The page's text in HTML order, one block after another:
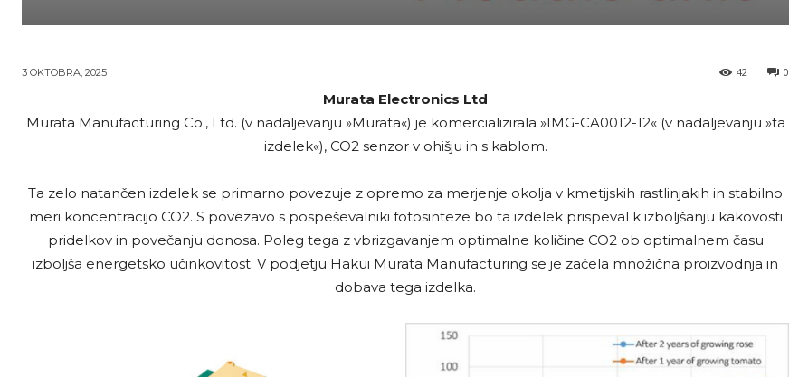
3 OKTOBRA, 2025 0
42
Murata Electronics Ltd
Murata Manufacturing Co., Ltd. (v nadaljevanju »Murata«) je komercializirala »IMG-CA0012-12« (v nadaljevanju »ta
izdelek«), CO2 senzor v ohišju in s kablom.
Ta zelo natančen izdelek se primarno povezuje z opremo za merjenje okolja v kmetijskih rastlinjakih in stabilno
meri koncentracijo CO2. S povezavo s pospeševalniki fotosinteze bo ta izdelek prispeval k izboljšanju kakovosti
pridelkov in povečanju donosa. Poleg tega z vbrizgavanjem optimalne količine CO2 ob optimalnem času
izboljša energetsko učinkovitost. V podjetju Hakui Murata Manufacturing se je začela množična proizvodnja in
dobava tega izdelka.